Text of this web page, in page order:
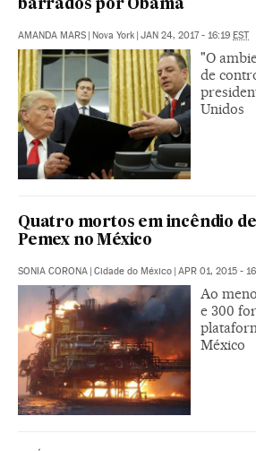
barrados por Obama
AMANDA MARS Nova York JAN 24, 2017 - 16:19 EST
"O
de
Unidos
Quatro mortos em incêndio
Pemex no México
SONIA CORONA Cidade do México APR 01, 2015 -
Ao
e 300
México